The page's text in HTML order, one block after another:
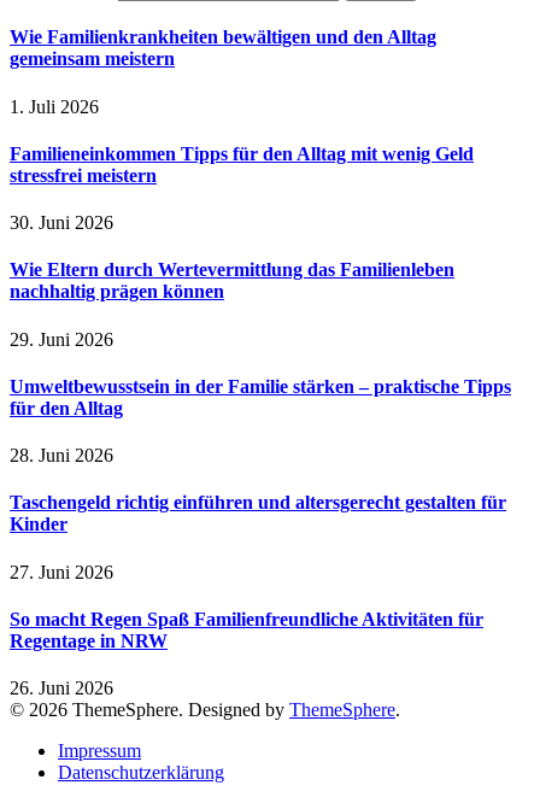
Wie Familienkrankheiten bewältigen und den Alltag
gemeinsam meistern
1. Juli 2026
Familieneinkommen Tipps für den Alltag mit wenig Geld
stressfrei meistern
30. Juni 2026
Wie Eltern durch Wertevermittlung das Familienleben
nachhaltig prägen können
29. Juni 2026
Umweltbewusstsein in der Familie stärken – praktische Tipps
für den Alltag
28. Juni 2026
Taschengeld richtig einführen und altersgerecht gestalten für
Kinder
27. Juni 2026
So macht Regen Spaß Familienfreundliche Aktivitäten für
Regentage in NRW
26. Juni 2026
© 2026 ThemeSphere. Designed by ThemeSphere.
Impressum
Datenschutzerklärung